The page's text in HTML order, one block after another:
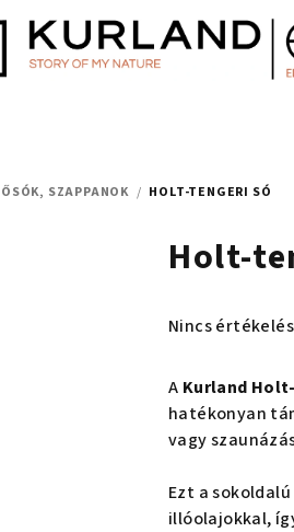
SZAPPANOK / HOLT-TENGERI SÓ
Holt-
A
átlagos
értékelése
ből
0,0
csillag.
Nincs értékelés
A Kurland
hatékonyan
vagy
Ezt a
illóolajokkal,